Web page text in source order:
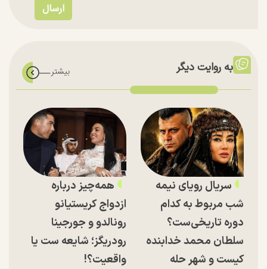
به روایت دیگر
سریال رویای نیمه
شب مربوط به کدام
دوره تاریخی‌ست؟
سلطان محمد خدابنده
کیست و شهر حله
همه‌چیز درباره
ازدواج کریستیانو
رونالدو و جورجینا
رودریگز؛ شایعه ست یا
واقعیت؟!